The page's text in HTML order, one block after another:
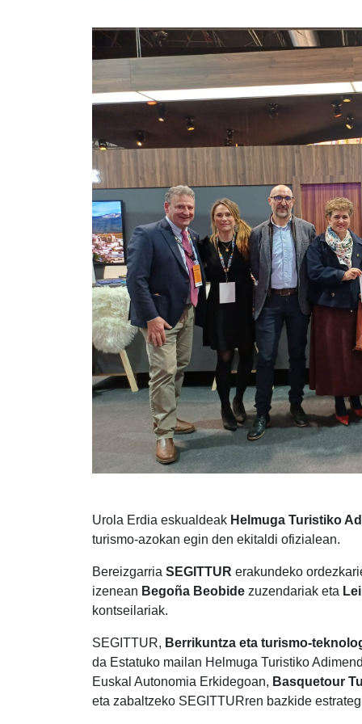
Urola Erdia eskualdeak Helmuga Turistiko
turismo-azokan egin den ekitaldi ofizialean.
Bereizgarria SEGITTUR erakundeko
izenean Begoña Beobide zuzendariak eta
kontseilariak.
SEGITTUR, Berrikuntza eta turismo-
da Estatuko mailan Helmuga Turistiko
Euskal Autonomia Erkidegoan, Basquetour
eta zabaltzeko SEGITTURren bazkide